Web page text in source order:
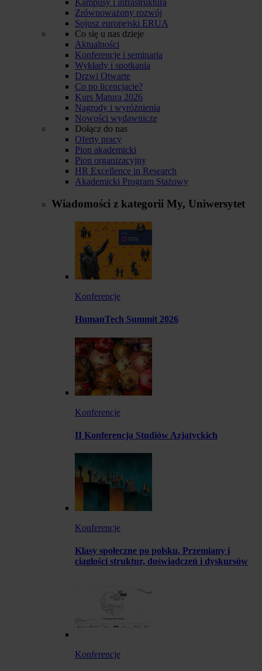
Zrównoważony rozwój
Sojusz europejski ERUA
Co się u nas dzieje
Aktualności
Konferencje i seminaria
Wykłady i spotkania
Drzwi Otwarte
Co po licencjacie?
Kurs Matura 2026
Nagrody i wyróżnienia
Nowości wydawnicze
Dołącz do nas
Oferty pracy
Pion akademicki
Pion organizacyjny
HR Excellence in Research
Akademicki Program Stażowy
Wiadomości z kategorii My, Uniwersytet
Konferencje
HumanTech Summit 2026
Konferencje
II Konferencja Studiów Azjatyckich
Konferencje
Klasy społeczne po polsku. Przemiany i
ciągłości struktur, doświadczeń i dyskursów
Konferencje